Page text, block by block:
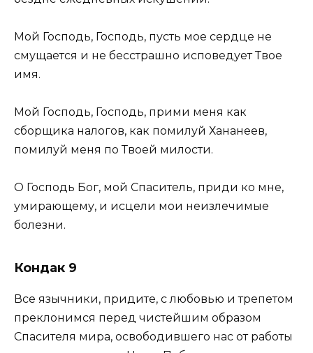
Мой Господь, Господь, пусть мое сердце не
смущается и не бесстрашно исповедует Твое
имя.
Мой Господь, Господь, прими меня как
сборщика налогов, как помилуй Хананеев,
помилуй меня по Твоей милости.
О Господь Бог, мой Спаситель, приди ко мне,
умирающему, и исцели мои неизлечимые
болезни.
Кондак 9
Все язычники, придите, с любовью и трепетом
преклонимся перед чистейшим образом
Спасителя мира, освободившего нас от работы